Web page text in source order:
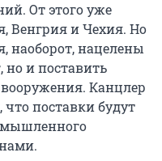
От этого уже
Венгрия и Чехия. Но
наоборот, нацелены
но и поставить
Канцлер
поставки будут